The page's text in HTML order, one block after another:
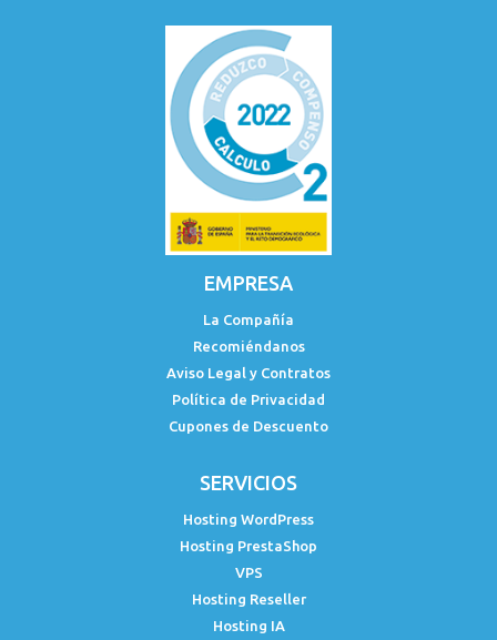
EMPRESA
La Compañía
Recomiéndanos
Aviso Legal y Contratos
Política de Privacidad
Cupones de Descuento
SERVICIOS
Hosting WordPress
Hosting PrestaShop
VPS
Hosting Reseller
Hosting IA